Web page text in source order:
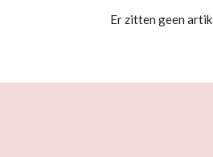
Er zitten geen